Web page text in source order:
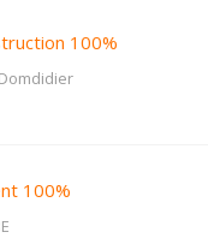
100%
Domdidier
100%